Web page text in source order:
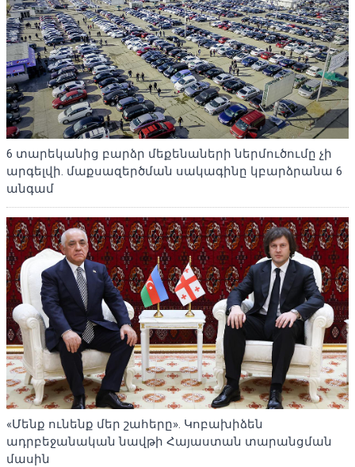
6 տարեկանից բարձր մեքենաների ներմուծումը չի
արգելվի. մաքսազերծման սակագինը կբարձրանա 6
անգամ
«Մենք ունենք մեր շահերը». Կոբախիձեն
ադրբեջանական նավթի Հայաստան տարանցման
մասին